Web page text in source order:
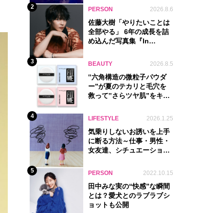
2 PERSON 2026.8.6
佐藤大樹「やりたいことは
全部やる」 6年の成長を詰
め込んだ写真集『In
3 BEAUTY 2026.8.5
‟六角構造の微粒子パウダ
ー”が夏のテカリと毛穴を
救って‟さらツヤ肌”をキー
4 LIFESTYLE 2026.1.25
気乗りしないお誘いを上手
に断る方法～仕事・男性・
女友達、シチュエーション
5 PERSON 2022.10.15
田中みな実の“快感”な瞬間
とは？愛犬とのラブラブシ
ョットも公開